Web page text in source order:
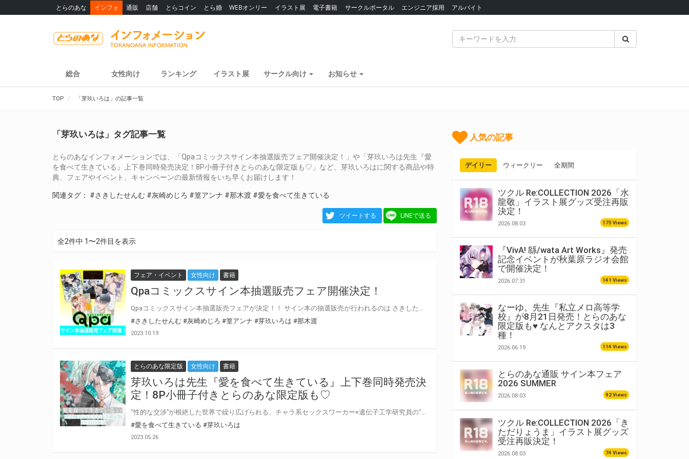
とらのあな インフォ 通販 店舗 とらコイン とら婚 WEBオンリー イラスト展 電子書籍 サークルポータル エンジニア採用 アルバイト
総合 女性向け ランキング イラスト展 サークル向け お知らせ
TOP 「芽玖いろは」の記事一覧
「芽玖いろは」タグ記事一覧
とらのあなインフォメーションでは、「Qpaコミックスサイン本抽選販売フェア開催決定！」や「芽玖いろは先生『愛
を食べて生きている』上下巻同時発売決定！8P小冊子付きとらのあな限定版も♡」など、芽玖いろはに関する商品や特
典、フェアやイベント、キャンペーンの最新情報をいち早くお届けします！
関連タグ： #さきしたせんむ #灰崎めじろ #篁アンナ #那木渡 #愛を食べて生きている
ツイートする LINEで送る
全2件中 1〜2件目を表示
フェア・イベント 女性向け 書籍
Qpaコミックスサイン本抽選販売フェア開催決定！
#さきしたせんむ #灰崎めじろ #篁アンナ #芽玖いろは #那木渡
2023.10.19
とらのあな限定版 女性向け 書籍
芽玖いろは先生『愛を食べて生きている』上下巻同時発売決
定！8P小冊子付きとらのあな限定版も♡
#愛を食べて生きている #芽玖いろは
2023.05.26
人気の記事
デイリー ウィークリー 全期間
ツクル Re:COLLECTION 2026「水
龍敬」イラスト展グッズ受注再販
決定！
2026.08.03 175 Views
『VivA! 緜/wata Art Works』発売
記念イベントが秋葉原ラジオ会館
で開催決定！
2026.07.31 141 Views
なーゆ。先生『私立メロ高等学
校』が8月21日発売！とらのあな
限定版も♥ なんとアクスタは3
種！
2026.06.19 114 Views
とらのあな通販 サイン本フェア
2026 SUMMER
2026.08.03 92 Views
ツクル Re:COLLECTION 2026「き
ただりょうま」イラスト展グッズ
受注再販決定！
2026.08.03 74 Views